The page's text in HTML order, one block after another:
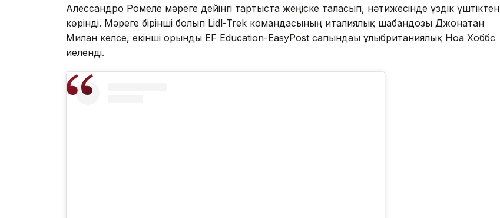
Алессандро Ромеле мәреге дейінгі тартыста жеңіске таласып, нәтижесінде үздік үштіктен
көрінді. Мәреге бірінші болып Lidl-Trek командасының италиялық шабандозы Джонатан
Милан келсе, екінші орынды EF Education-EasyPost сапындағы ұлыбританиялық Ноа Хоббс
иеленді.